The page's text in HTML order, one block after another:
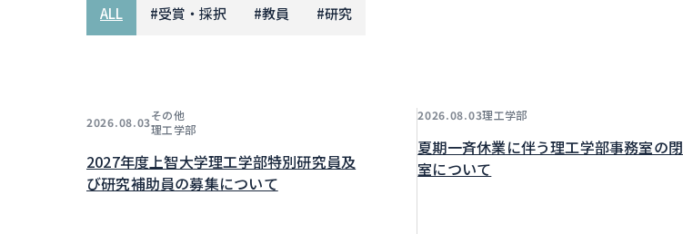
ALL #受賞・採択 #教員 #研究
2026.08.03その他
理工学部
2027年度上智大学理工学部特別研究員及
び研究補助員の募集について
2026.08.03理工学部
夏期一斉休業に伴う理工学部事務室の閉
室について